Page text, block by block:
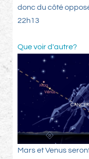
donc du côté
22h13
Que voir d'autre?
Mars et Venus